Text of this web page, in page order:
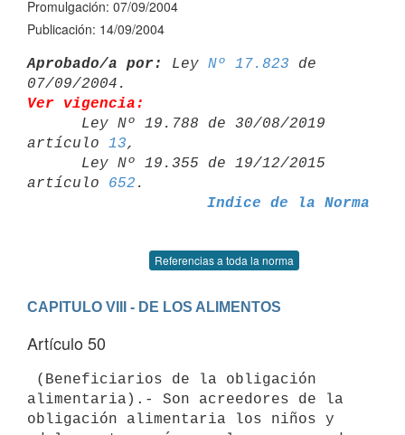
Promulgación: 07/09/2004
Publicación: 14/09/2004
Aprobado/a por: Ley Nº 17.823 de
Ver vigencia:
artículo 13,
artículo 652
Indice de la Norma
Referencias a toda la norma
CAPITULO VIII - DE LOS ALIMENTOS
Artículo 50
alimentaria).- Son acreedores de la
obligación alimentaria los niños y